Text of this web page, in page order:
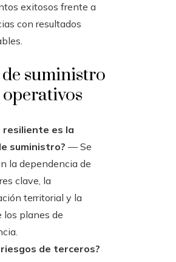
exitosos frente a
con resultados
de suministro
resiliente es la
suministro? — Se
la dependencia de
clave, la
territorial y la
los planes de
de terceros?